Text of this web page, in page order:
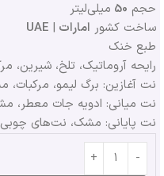
حجم 50 میلی‌لیتر
ساخت کشور امارات |
UAE
طبع خنک
رایحه آروماتیک، تلخ، شیرین،
نت آغازین: برگ لیمو،
نت میانی: ادویه جات معطر،
نت پایانی: مشک، نت‌های چوبی